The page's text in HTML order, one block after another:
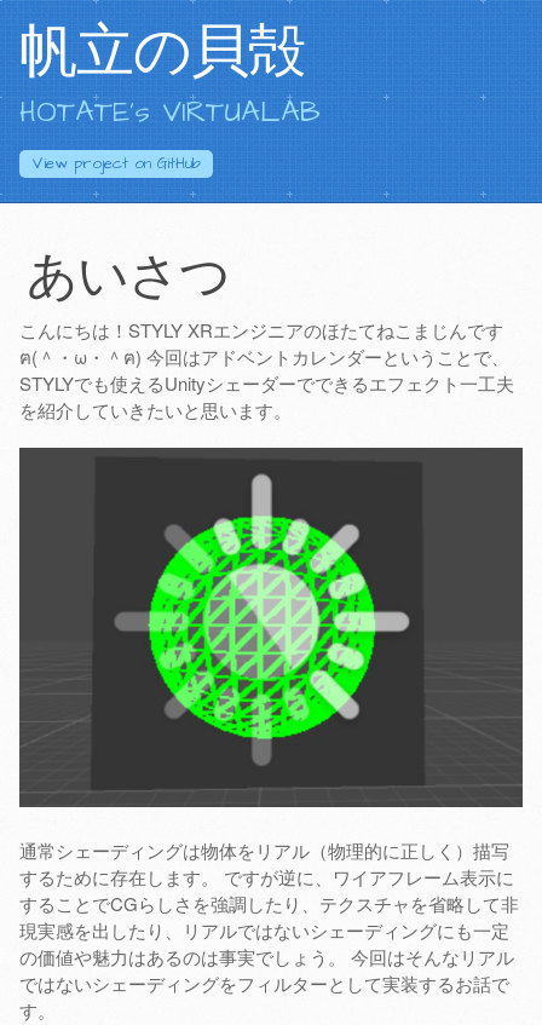
帆立の貝殻
HOTATE's VIRTUALAB
View project onGitHub
あいさつ
こんにちは！STYLY XRエンジニアのほたてねこまじんです
ฅ(＾・ω・＾ฅ) 今回はアドベントカレンダーということで、
STYLYでも使えるUnityシェーダーでできるエフェクト一工夫
を紹介していきたいと思います。
通常シェーディングは物体をリアル（物理的に正しく）描写
するために存在します。 ですが逆に、ワイアフレーム表示に
することでCGらしさを強調したり、テクスチャを省略して非
現実感を出したり、リアルではないシェーディングにも一定
の価値や魅力はあるのは事実でしょう。 今回はそんなリアル
ではないシェーディングをフィルターとして実装するお話で
す。